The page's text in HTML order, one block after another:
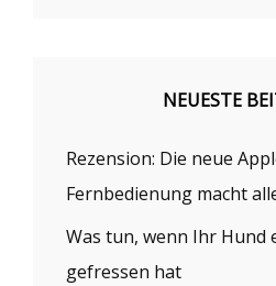
NEUESTE
Rezension: Die neue
Fernbedienung macht
Was tun, wenn Ihr Hund
gefressen hat